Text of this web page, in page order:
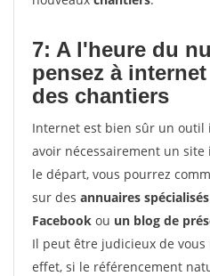
7: A l'heure du
pensez à
des chantiers
Internet est bien sûr un outil
avoir nécessairement un
le départ, vous pourrez
sur des annuaires spécialisés
Facebook ou un blog de
Il peut être judicieux de
effet, si le référencement